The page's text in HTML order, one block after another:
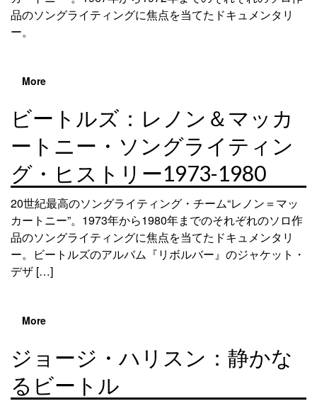
品のソングライティングに焦点を当てたドキュメンタリ
ー。
More
ビートルズ：レノン＆マッカ
ートニー・ソングライティン
グ・ヒストリー1973-1980
20世紀最高のソングライティング・チーム“レノン＝マッ
カートニー”。1973年から1980年までのそれぞれのソロ作
品のソングライティングに焦点を当てたドキュメンタリ
ー。ビートルズのアルバム『リボルバー』のジャケット・
デザ […]
More
ジョージ・ハリスン：静かな
るビートル